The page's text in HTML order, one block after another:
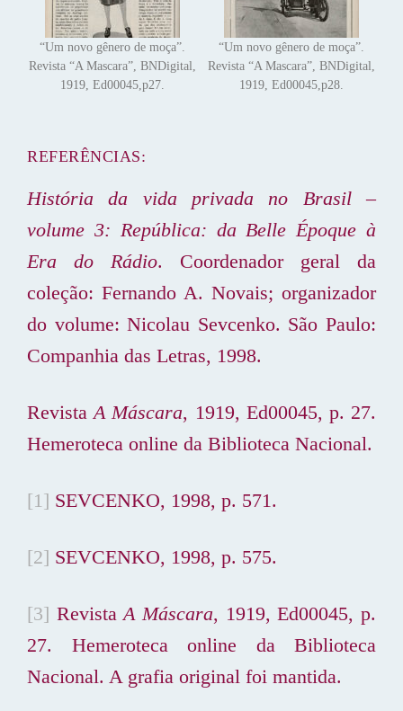
“Um novo gênero de moça”.
Revista “A Mascara”, BNDigital,
1919, Ed00045,p27.
“Um novo gênero de moça”.
Revista “A Mascara”, BNDigital,
1919, Ed00045,p28.
REFERÊNCIAS:
História da vida privada no Brasil –
volume 3: República: da Belle Époque à
Era do Rádio. Coordenador geral da
coleção: Fernando A. Novais; organizador
do volume: Nicolau Sevcenko. São Paulo:
Companhia das Letras, 1998.
RevistaA Máscara, 1919, Ed00045, p. 27.
Hemeroteca online da Biblioteca Nacional.
[1] SEVCENKO, 1998, p. 571.
[2] SEVCENKO, 1998, p. 575.
[3] RevistaA Máscara, 1919, Ed00045, p.
27. Hemeroteca online da Biblioteca
Nacional. A grafia original foi mantida.